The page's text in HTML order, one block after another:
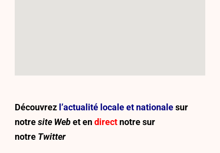
Découvrez l’actualité locale et nationalesur
notresite Webet endirect notre sur
notre Twitter